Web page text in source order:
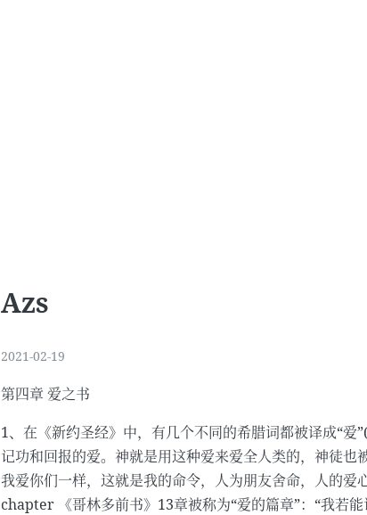
Azs
2021-02-19
第四章 爱之书
1、在《新约圣经》中，有几个不同的希腊词都被译成“
记功和回报的爱。神就是用这种爱来爱全人类的，神徒
我爱你们一样，这就是我的命令，人为朋友舍命，人的
chapter 《哥林多前书》13章被称为“爱的篇章”：“我若